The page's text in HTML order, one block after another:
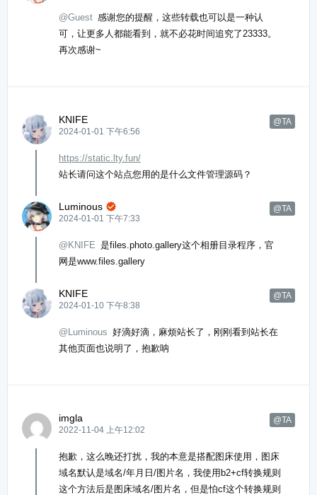
@Guest 感谢您的提醒，这些转载也可以是一种认
可，让更多人都能看到，就不必花时间追究了23333。
再次感谢~
KNIFE
@TA
2024-01-01 下午6:56
https://static.lty.fun/
站长请问这个站点您用的是什么文件管理源码？
Luminous @TA

2024-01-01 下午7:33
@KNIFE 是files.photo.gallery这个相册目录程序，官
网是www.files.gallery
KNIFE
@TA
2024-01-10 下午8:38
@Luminous 好滴好滴，麻烦站长了，刚刚看到站长在
其他页面也说明了，抱歉呐
imgla
@TA
2022-11-04 上午12:02
抱歉，这么晚还打扰，我的本意是搭配图床使用，图床
域名默认是域名/年月日/图片名，我使用b2+cf转换规则
这个方法后是图床域名/图片名，但是怕cf这个转换规则